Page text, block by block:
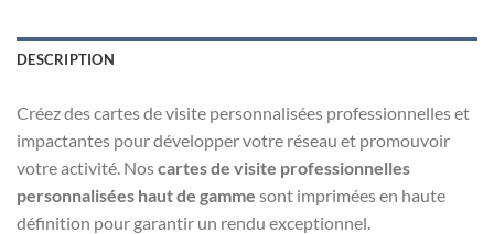
DESCRIPTION
Créez des cartes de visite personnalisées professionnelles et
impactantes pour développer votre réseau et promouvoir
votre activité. Noscartes de visite professionnelles
personnalisées haut de gamme sont imprimées en haute
définition pour garantir un rendu exceptionnel.